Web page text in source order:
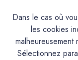
Mercadier
Dans le cas où
les cookies
Sélectionnez